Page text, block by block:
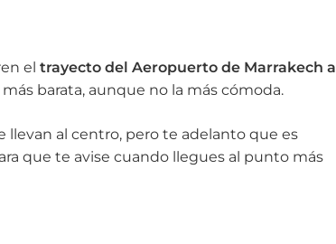
el trayecto del Aeropuerto de Marrakech a
barata, aunque no la más cómoda.
al centro, pero te adelanto que es
que te avise cuando llegues al punto más